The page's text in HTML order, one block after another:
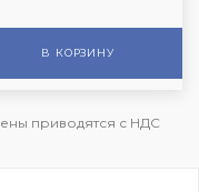
В КОРЗИНУ
приводятся с НДС